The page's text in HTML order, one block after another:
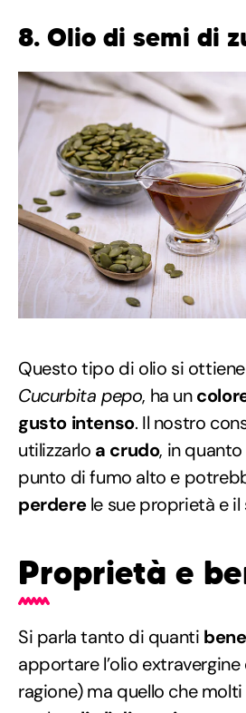
8. Olio di semi di
Questo tipo di olio si
Cucurbita pepo, ha un
gusto intenso. Il nostro
utilizzarlo a crudo, in
punto di fumo alto e
perderele sue proprietà e il
Proprietà e
Si parla tanto di quanti
apportare l’olio
ragione) ma quello che